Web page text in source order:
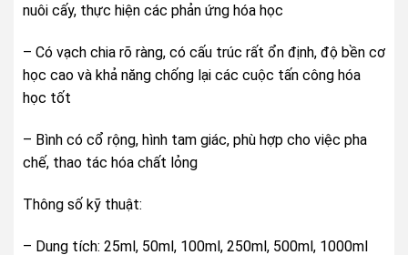
nuôi cấy, thực hiện các phản ứng hóa học
– Có vạch chia rõ ràng, có cấu trúc rất ổn định, độ bền cơ
học cao và khả năng chống lại các cuộc tấn công hóa
học tốt
– Bình có cổ rộng, hình tam giác, phù hợp cho việc pha
chế, thao tác hóa chất lỏng
Thông số kỹ thuật:
– Dung tích: 25ml, 50ml, 100ml, 250ml, 500ml, 1000ml